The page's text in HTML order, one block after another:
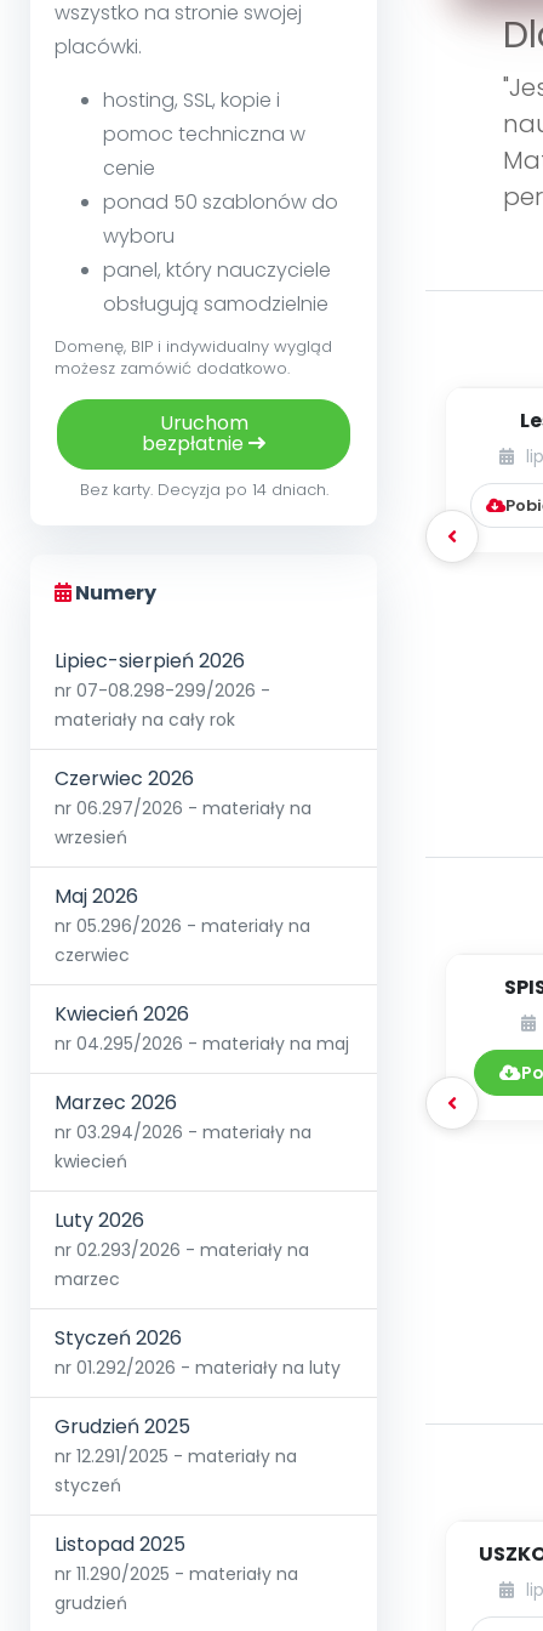
wszystko na stronie swojej
placówki.
hosting, SSL, kopie i
pomoc techniczna w
cenie
ponad 50 szablonów do
wyboru
panel, który nauczyciele
obsługują samodzielnie
Domenę, BIP i indywidualny wygląd
możesz zamówić dodatkowo.
Uruchom
bezpłatnie
Bez karty. Decyzja po 14 dniach.
Numery
Lipiec-sierpień 2026
nr 07-08.298-299/2026 -
materiały na cały rok
Czerwiec 2026
nr 06.297/2026 - materiały na
wrzesień
Maj 2026
nr 05.296/2026 - materiały na
czerwiec
Kwiecień 2026
nr 04.295/2026 - materiały na maj
Marzec 2026
nr 03.294/2026 - materiały na
kwiecień
Luty 2026
nr 02.293/2026 - materiały na
marzec
Styczeń 2026
nr 01.292/2026 - materiały na luty
Grudzień 2025
nr 12.291/2025 - materiały na
styczeń
Listopad 2025
nr 11.290/2025 - materiały na
grudzień